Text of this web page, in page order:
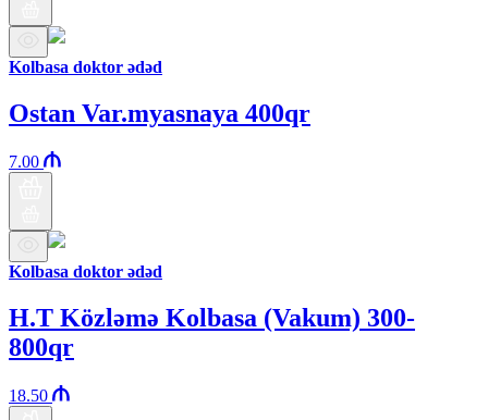
Kolbasa doktor ədəd
Ostan Var.myasnaya 400qr
7.00
Kolbasa doktor ədəd
H.T Közləmə Kolbasa (Vakum) 300-
800qr
18.50